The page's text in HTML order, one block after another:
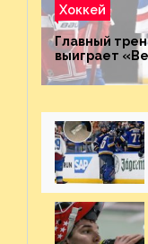
Хоккей
Главный
выиграет
невероятен